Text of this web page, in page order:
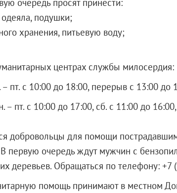
очередь просят принести:
подушки;
хранения, питьевую воду;
центрах службы милосердия:
пт. с 10:00 до 18:00, перерыв с 13:00 до
– пт. с 10:00 до 17:00, сб. с 11:00 до
добровольцы для помощи
первую очередь ждут мужчин с
деревьев. Обращаться по телефону: +7
помощь принимают в местном